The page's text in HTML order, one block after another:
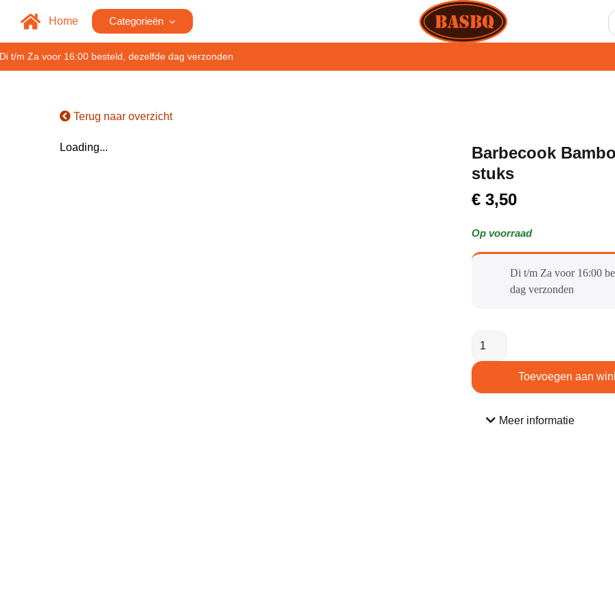
Home Categorieën
t/m Za voor 16:00 besteld, dezelfde dag verzonden
Terug naar overzicht
Loading...
Barbecook
stuks
€ 3,50
Op voorraad
Di t/m Za voor 16:00
dag verzonden​
Toevoegen aan
Meer informatie